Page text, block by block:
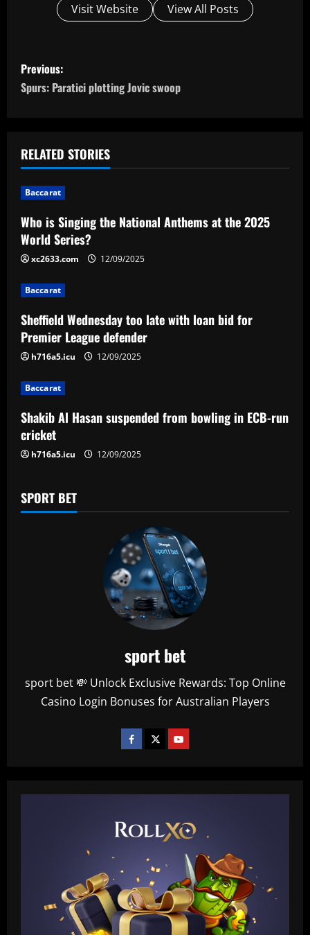
Visit Website View All Posts
P
o
t
n
a
v
i
g
a
t
i
o
n
Previous:
Spurs: Paratici plotting Jovic swoop
RELATED STORIES
Baccarat
Who is Singing the National Anthems at the 2025
World Series?
xc2633.com 12/09/2025
Baccarat
Sheffield Wednesday too late with loan bid for
Premier League defender
h716a5.icu 12/09/2025
Baccarat
Shakib Al Hasan suspended from bowling in ECB-run
cricket
h716a5.icu 12/09/2025
SPORT BET
sport bet
sport bet 💸 Unlock Exclusive Rewards: Top Online
Casino Login Bonuses for Australian Players